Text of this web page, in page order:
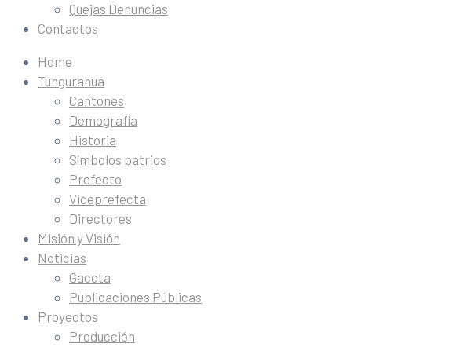
Quejas Denuncias
Contactos
Home
Tungurahua
Cantones
Demografía
Historia
Símbolos patrios
Prefecto
Viceprefecta
Directores
Misión y Visión
Noticias
Gaceta
Publicaciones Públicas
Proyectos
Producción